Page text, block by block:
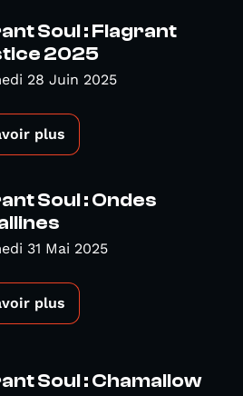
Soul : Flagrant
2025
28 Juin 2025
plus
Soul : Ondes
31 Mai 2025
plus
Soul : Chamallow